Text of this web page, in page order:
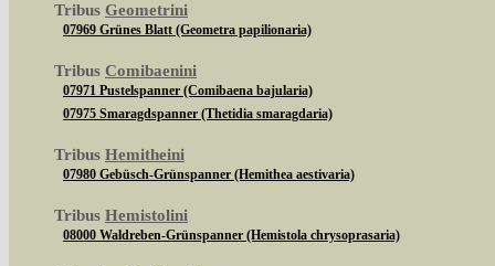
Tribus Geometrini
07969 Grünes Blatt (Geometra papilionaria)
Tribus Comibaenini
07971 Pustelspanner (Comibaena bajularia)
07975 Smaragdspanner (Thetidia smaragdaria)
Tribus Hemitheini
07980 Gebüsch-Grünspanner (Hemithea aestivaria)
Tribus Hemistolini
08000 Waldreben-Grünspanner (Hemistola chrysoprasaria)